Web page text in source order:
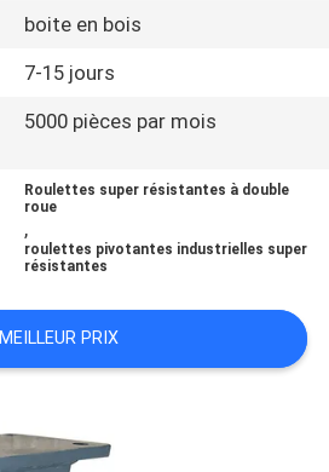
boite en bois
7-15 jours
5000 pièces par mois
Roulettes super résistantes à double
roue
,
roulettes pivotantes industrielles super
résistantes
MEILLEUR PRIX